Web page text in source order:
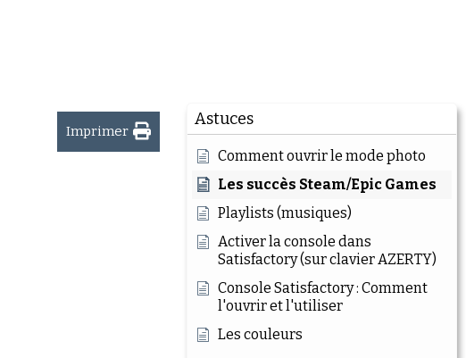
Imprimer
Astuces
Comment ouvrir le mode photo
Les succès Steam/Epic Games
Playlists (musiques)
Activer la console dans
Satisfactory (sur clavier AZERTY)
Console Satisfactory : Comment
l'ouvrir et l'utiliser
Les couleurs